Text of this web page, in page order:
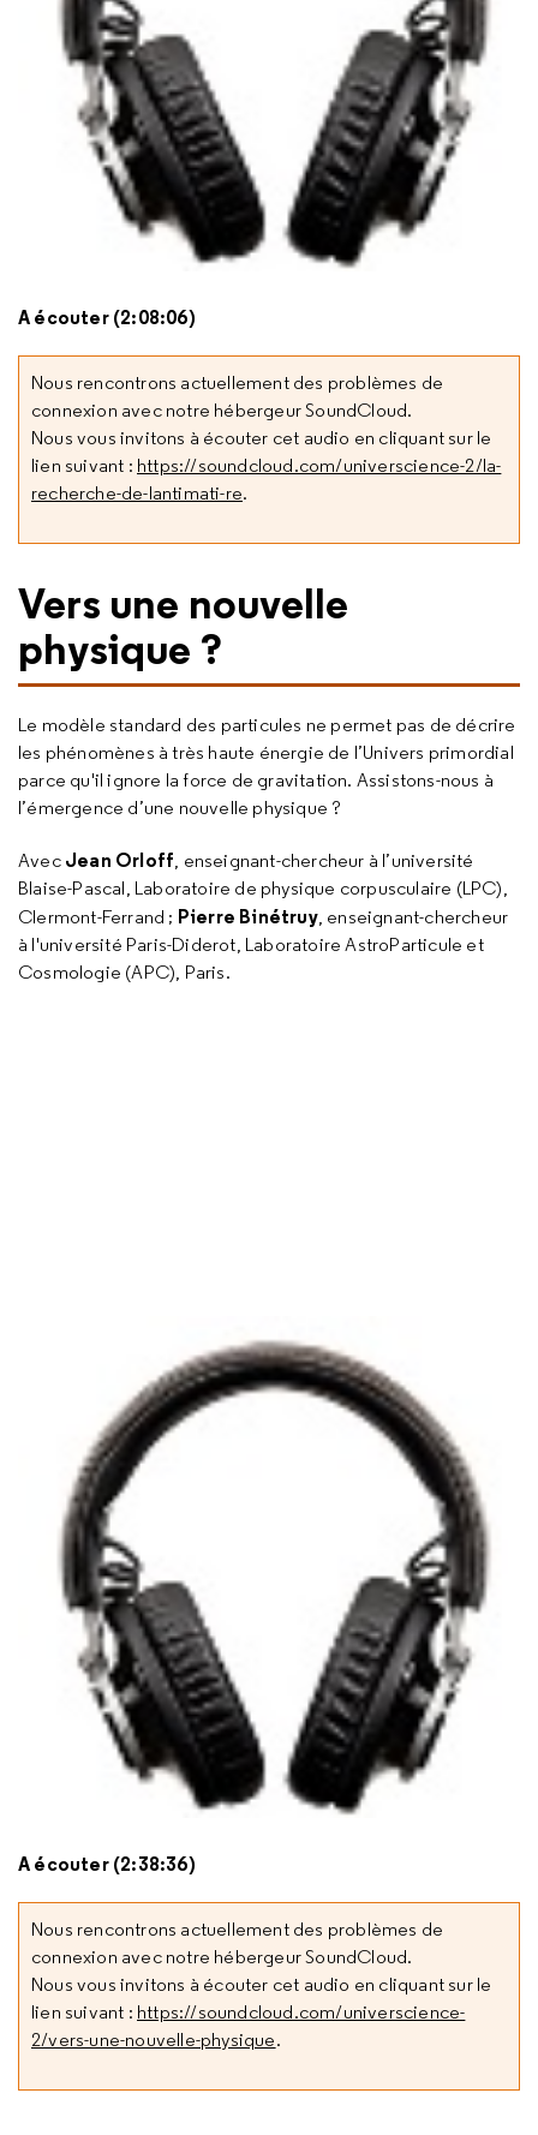
A écouter (2:08:06)
Nous rencontrons actuellement des problèmes de
connexion avec notre hébergeur SoundCloud.
Nous vous invitons à écouter cet audio en cliquant sur le
lien suivant : https://soundcloud.com/universcience-2/la-
recherche-de-lantimati-re.
Vers une nouvelle
physique ?
Le modèle standard des particules ne permet pas de décrire
les phénomènes à très haute énergie de l’Univers primordial
parce qu'il ignore la force de gravitation. Assistons-nous à
l’émergence d’une nouvelle physique ?
Avec Jean Orloff, enseignant-chercheur à l’université
Blaise-Pascal, Laboratoire de physique corpusculaire (LPC),
Clermont-Ferrand ; Pierre Binétruy, enseignant-chercheur
à l'université Paris-Diderot, Laboratoire AstroParticule et
Cosmologie (APC), Paris.
A écouter (2:38:36)
Nous rencontrons actuellement des problèmes de
connexion avec notre hébergeur SoundCloud.
Nous vous invitons à écouter cet audio en cliquant sur le
lien suivant : https://soundcloud.com/universcience-
2/vers-une-nouvelle-physique.